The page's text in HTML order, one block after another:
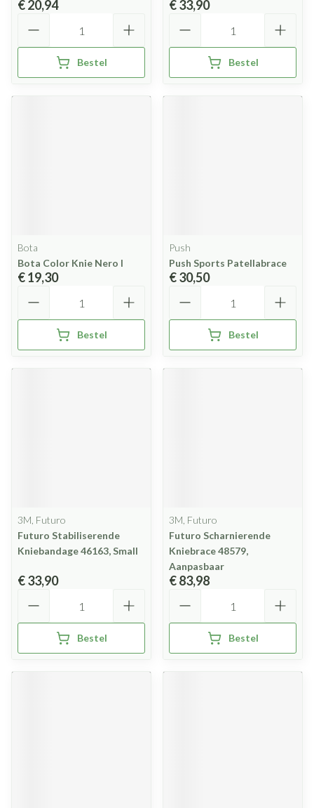
€ 20,94
Bestel
€ 33,90
Bestel
Bota
Bota Color Knie Nero l
€ 19,30
Bestel
Push
Push Sports Patellabrace
€ 30,50
Bestel
3M, Futuro
Futuro Stabiliserende
Kniebandage 46163, Small
€ 33,90
Bestel
3M, Futuro
Futuro Scharnierende
Kniebrace 48579,
Aanpasbaar
€ 83,98
Bestel